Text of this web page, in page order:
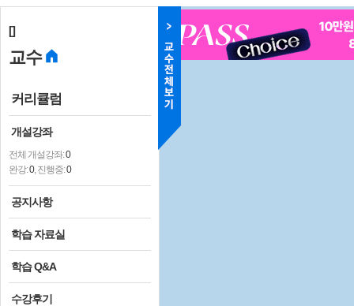
[]
교수
커리큘럼
개설강좌
전체 개설강좌:0
완강:0, 진행중:0
공지사항
학습 자료실
학습 Q&A
수강후기